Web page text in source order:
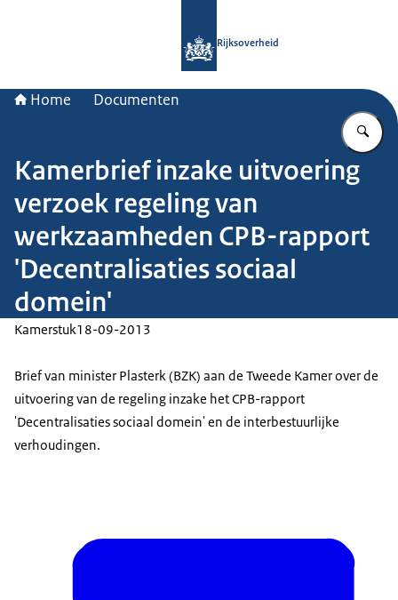
Rijksoverheid
Home Documenten
Kamerbrief inzake uitvoering
verzoek regeling van
werkzaamheden CPB-rapport
'Decentralisaties sociaal
domein'
Kamerstuk18-09-2013
Brief van minister Plasterk (BZK) aan de Tweede Kamer over de
uitvoering van de regeling inzake het CPB-rapport
'Decentralisaties sociaal domein' en de interbestuurlijke
verhoudingen.